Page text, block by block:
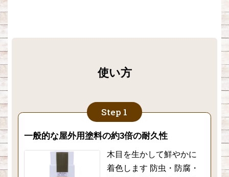
使い方
一般的な屋外用塗料の約3倍の耐久性
木目を生かして鮮やかに
着色します 防虫・防腐・